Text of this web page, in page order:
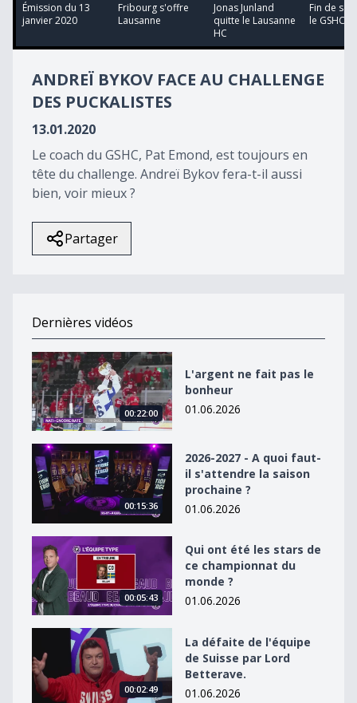
40
minutes,
seconds
Émission du 13
janvier 2020
Fribourg s'offre
Lausanne
Jonas Junland
quitte le Lausanne
HC
Fin de
le GSHC
ANDREÏ BYKOV FACE AU CHALLENGE
DES PUCKALISTES
13.01.2020
Le coach du GSHC, Pat Emond, est toujours en
tête du challenge. Andreï Bykov fera-t-il aussi
bien, voir mieux ?
Partager
Dernières vidéos
L&#039;argent ne fait pas le bonheur
00:22:00
L'argent ne fait pas le
bonheur
01.06.2026
2026-2027 - A quoi faut-il s&#039;attendre la saison
00:15:36
2026-2027 - A quoi faut-
il s'attendre la saison
prochaine ?
01.06.2026
Qui ont été les stars de ce championnat du monde ?
00:05:43
Qui ont été les stars de
ce championnat du
monde ?
01.06.2026
La défaite de l&#039;équipe de Suisse par Lord
00:02:49
La défaite de l'équipe
de Suisse par Lord
Betterave.
01.06.2026